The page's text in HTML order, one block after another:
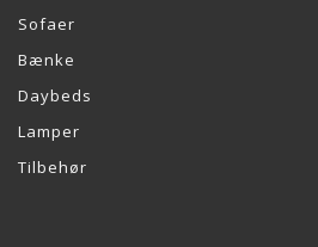
Sofaer
Bænke
Daybeds
Lamper
Tilbehør